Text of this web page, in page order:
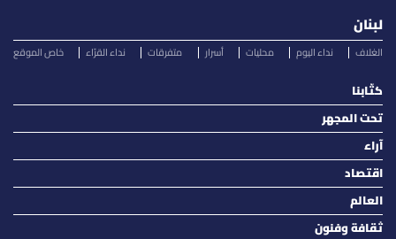
لبنان
الغلاف نداء اليوم محليات أسرار متفرقات نداء القرّاء خاص الموقع
كتّابنا
تحت المجهر
آراء
اقتصاد
العالم
ثقافة وفنون